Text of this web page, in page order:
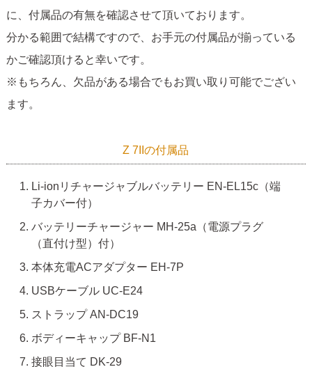
に、付属品の有無を確認させて頂いております。
分かる範囲で結構ですので、お手元の付属品が揃っている
かご確認頂けると幸いです。
※もちろん、欠品がある場合でもお買い取り可能でござい
ます。
Z 7IIの付属品
Li-ionリチャージャブルバッテリー EN-EL15c（端
子カバー付）
バッテリーチャージャー MH-25a（電源プラグ
（直付け型）付）
本体充電ACアダプター EH-7P
USBケーブル UC-E24
ストラップ AN-DC19
ボディーキャップ BF-N1
接眼目当て DK-29